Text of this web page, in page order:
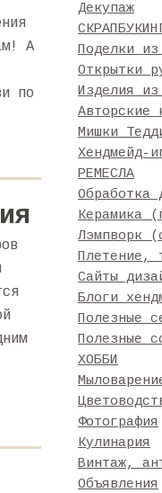
А
по
Декупаж
Поделки
Открытки
Изделия
Авторские
Мишки
Хендмейд-
РЕМЕСЛА
Обработка
Керамика
Лэмпворк
Плетение,
Сайты
Блоги
Полезные
Полезные
ХОББИ
Фотография
Кулинария
Винтаж,
Объявления